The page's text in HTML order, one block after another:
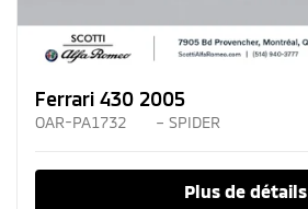
Ferrari 430 2005
OAR-PA1732 – SPIDER
Plus de détails